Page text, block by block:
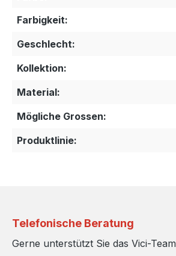
Farbigkeit:
Geschlecht:
Kollektion:
Material:
Mögliche Grossen:
Produktlinie:
Telefonische Beratung
Gerne unterstützt Sie das Vici-Team